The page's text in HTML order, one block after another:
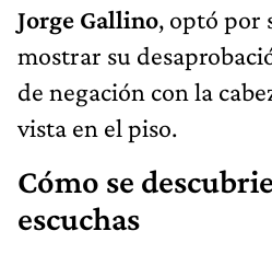
Jorge Gallino, optó por
mostrar su
de negación con la
vista en el piso.
Cómo se
escuchas